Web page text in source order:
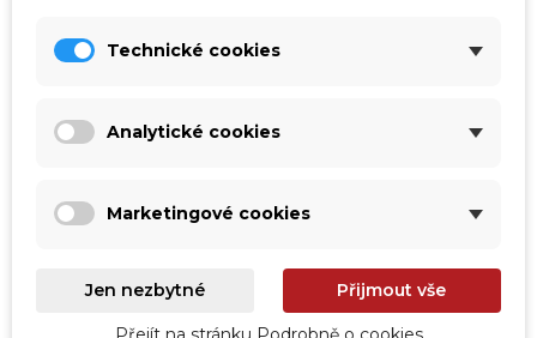
Prohlédnout
Technické cookies
Analytické cookies
Marketingové cookies
Jen nezbytné Přijmout vše